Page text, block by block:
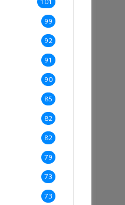
99
92
91
90
85
82
82
79
73
73